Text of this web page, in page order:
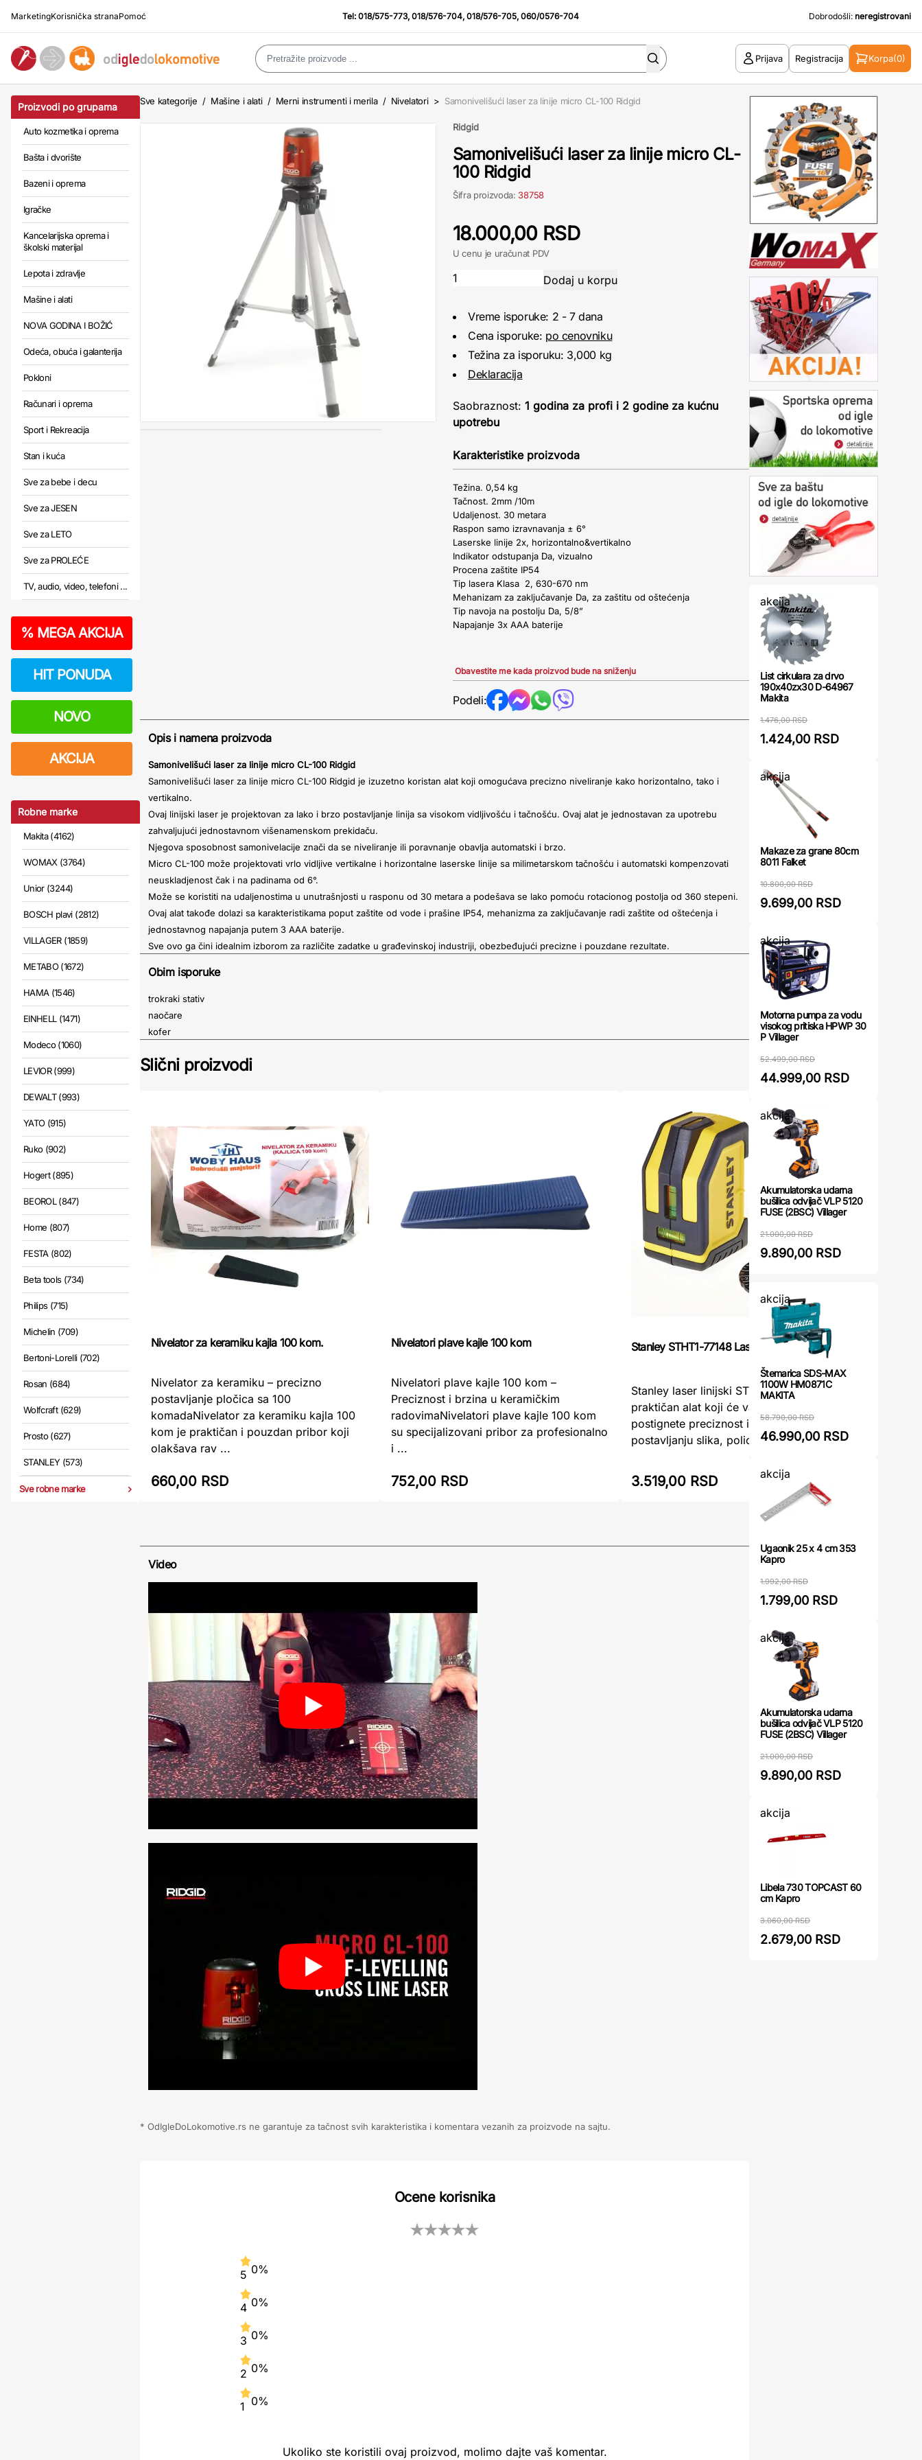
MarketingKorisnička stranaPomoć Tel:018/575-773,018/576-704,018/576-705,060/0576-704 Dobrodošli: neregistrovani
Prijava Registracija Korpa(0)
Proizvodi po grupama
Auto kozmetika i oprema
Bašta i dvorište
Bazeni i oprema
Igračke
Kancelarijska oprema i
školski materijal
Lepota i zdravlje
Mašine i alati
NOVA GODINA I BOŽIĆ
Odeća, obuća i galanterija
Pokloni
Računari i oprema
Sport i Rekreacija
Stan i kuća
Sve za bebe i decu
Sve za JESEN
Sve za LETO
Sve za PROLEĆE
TV, audio, video, telefoni ...
% MEGA AKCIJA
HIT PONUDA
NOVO
AKCIJA
Robne marke
Makita (4162)
WOMAX (3764)
Unior (3244)
BOSCH plavi (2812)
VILLAGER (1859)
METABO (1672)
HAMA (1546)
EINHELL (1471)
Modeco (1060)
LEVIOR (999)
DEWALT (993)
YATO (915)
Ruko (902)
Hogert (895)
BEOROL (847)
Home (807)
FESTA (802)
Beta tools (734)
Philips (715)
Michelin (709)
Bertoni-Lorelli (702)
Rosan (684)
Wolfcraft (629)
Prosto (627)
STANLEY (573)
Sve robne marke
Sve kategorije / Mašine i alati / Merni instrumenti i merila / Nivelatori > Samonivelišući laser za linije micro CL-100 Ridgid
Ridgid
Samonivelišući laser za linije micro CL-
100 Ridgid
Šifra proizvoda: 38758
18.000,00 RSD
U cenu je uračunat PDV
Vreme isporuke: 2 - 7 dana
Cena isporuke: po cenovniku
Težina za isporuku: 3,000 kg
Deklaracija
Saobraznost: 1 godina za profi i 2 godine za kućnu
upotrebu
Karakteristike proizvoda
Težina. 0,54 kg
Tačnost. 2mm /10m
Udaljenost. 30 metara
Raspon samo izravnavanja ± 6°
Laserske linije 2x, horizontalno&vertikalno
Indikator odstupanja Da, vizualno
Procena zaštite IP54
Tip lasera Klasa 2, 630-670 nm
Mehanizam za zaključavanje Da, za zaštitu od oštećenja
Tip navoja na postolju Da, 5/8”
Napajanje 3x AAA baterije
Obavestite me kada proizvod bude na sniženju
Podeli:
Opis i namena proizvoda
Samonivelišući laser za linije micro CL-100 Ridgid
Samonivelišući laser za linije micro CL-100 Ridgid je izuzetno koristan alat koji omogućava precizno niveliranje kako horizontalno, tako i
vertikalno.
Ovaj linijski laser je projektovan za lako i brzo postavljanje linija sa visokom vidljivošću i tačnošću. Ovaj alat je jednostavan za upotrebu
zahvaljujući jednostavnom višenamenskom prekidaču.
Njegova sposobnost samonivelacije znači da se niveliranje ili poravnanje obavlja automatski i brzo.
Micro CL-100 može projektovati vrlo vidljive vertikalne i horizontalne laserske linije sa milimetarskom tačnošću i automatski kompenzovati
neuskladjenost čak i na padinama od 6°.
Može se koristiti na udaljenostima u unutrašnjosti u rasponu od 30 metara a podešava se lako pomoću rotacionog postolja od 360 stepeni.
Ovaj alat takođe dolazi sa karakteristikama poput zaštite od vode i prašine IP54, mehanizma za zaključavanje radi zaštite od oštećenja i
jednostavnog napajanja putem 3 AAA baterije.
Sve ovo ga čini idealnim izborom za različite zadatke u građevinskoj industriji, obezbeđujući precizne i pouzdane rezultate.
Obim isporuke
trokraki stativ
naočare
kofer
Slični proizvodi
Nivelator za keramiku kajla 100 kom.
Nivelator za keramiku – precizno
postavljanje pločica sa 100
komadaNivelator za keramiku kajla 100
kom je praktičan i pouzdan pribor koji
olakšava rav ...
660,00 RSD
Nivelatori plave kajle 100 kom
Nivelatori plave kajle 100 kom –
Preciznost i brzina u keramičkim
radovimaNivelatori plave kajle 100 kom
su specijalizovani pribor za profesionalno
i ...
752,00 RSD
Stanley STHT1-77148 Laser linijski
Stanley laser linijski STHT1-77148 je
praktičan alat koji će vam pomoći da
postignete preciznost i brzinu pri
postavljanju slika, polica i drugih obje ...
3.519,00 RSD
Video
* OdIgleDoLokomotive.rs ne garantuje za tačnost svih karakteristika i komentara vezanih za proizvode na sajtu.
Ocene korisnika
5 0%
4 0%
3 0%
2 0%
1 0%
Ukoliko ste koristili ovaj proizvod, molimo dajte vaš komentar.
akcija
List cirkulara za drvo
190x40zx30 D-64967
Makita
1.476,00 RSD
1.424,00 RSD
akcija
Makaze za grane 80cm
8011 Falket
10.800,00 RSD
9.699,00 RSD
akcija
Motorna pumpa za vodu
visokog pritiska HPWP 30
P Villager
52.499,00 RSD
44.999,00 RSD
akcija
Akumulatorska udarna
bušilica odvijač VLP 5120
FUSE (2BSC) Villager
21.000,00 RSD
9.890,00 RSD
akcija
Štemarica SDS-MAX
1100W HM0871C
MAKITA
58.790,00 RSD
46.990,00 RSD
akcija
Ugaonik 25 x 4 cm 353
Kapro
1.992,00 RSD
1.799,00 RSD
akcija
Akumulatorska udarna
bušilica odvijač VLP 5120
FUSE (2BSC) Villager
21.000,00 RSD
9.890,00 RSD
akcija
Libela 730 TOPCAST 60
cm Kapro
3.060,00 RSD
2.679,00 RSD